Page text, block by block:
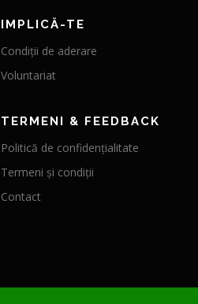
IMPLICĂ-TE
Condiții de aderare
Voluntariat
TERMENI & FEEDBACK
Politică de confidențialitate
Termeni și condiții
Contact